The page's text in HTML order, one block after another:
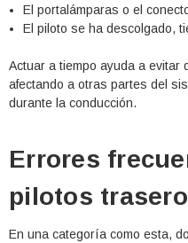
El portalámparas o el
El piloto se ha descolgado,
Actuar a tiempo ayuda a evitar
afectando a otras partes del
durante la conducción.
Errores
pilotos
En una categoría como esta,